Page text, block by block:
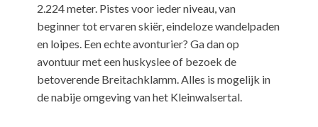
2.224 meter. Pistes voor ieder niveau, van
beginner tot ervaren skiër, eindeloze wandelpaden
en loipes. Een echte avonturier? Ga dan op
avontuur met een huskyslee of bezoek de
betoverende Breitachklamm. Alles is mogelijk in
de nabije omgeving van het Kleinwalsertal.